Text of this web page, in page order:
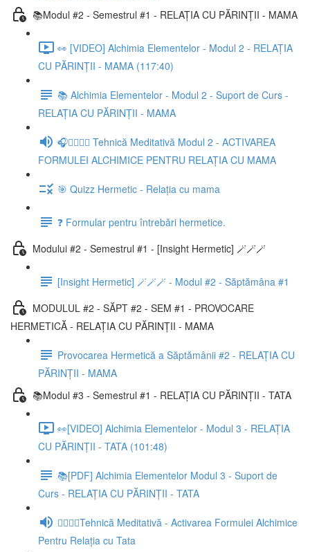
📚Modul #2 - Semestrul #1 - RELAȚIA CU PĂRINȚII - MAMA
👀 [VIDEO] Alchimia Elementelor - Modul 2 - RELAȚIA
CU PĂRINȚII - MAMA (117:40)
📚 Alchimia Elementelor - Modul 2 - Suport de Curs -
RELAȚIA CU PĂRINȚII - MAMA
🎧🧘‍♀️🧘‍♂️ Tehnică Meditativă Modul 2 - ACTIVAREA
FORMULEI ALCHIMICE PENTRU RELAȚIA CU MAMA
🎯 Quizz Hermetic - Relația cu mama
❓ Formular pentru întrebări hermetice.
Modului #2 - Semestrul #1 - [Insight Hermetic] 🪄🪄🪄
[Insight Hermetic] 🪄🪄🪄 - Modul #2 - Săptămâna #1
MODULUL #2 - SĂPT #2 - SEM #1 - PROVOCARE
HERMETICĂ - RELAȚIA CU PĂRINȚII - MAMA
Provocarea Hermetică a Săptămânii #2 - RELAȚIA CU
PĂRINȚII - MAMA
📚Modul #3 - Semestrul #1 - RELAȚIA CU PĂRINȚII - TATA
👀[VIDEO] Alchimia Elementelor - Modul 3 - RELAȚIA
CU PĂRINȚII - TATA (101:48)
📚[PDF] Alchimia Elementelor Modul 3 - Suport de
Curs - RELAȚIA CU PĂRINȚII - TATA
🧘‍♀️🧘‍♂️Tehnică Meditativă - Activarea Formulei Alchimice
Pentru Relația cu Tata